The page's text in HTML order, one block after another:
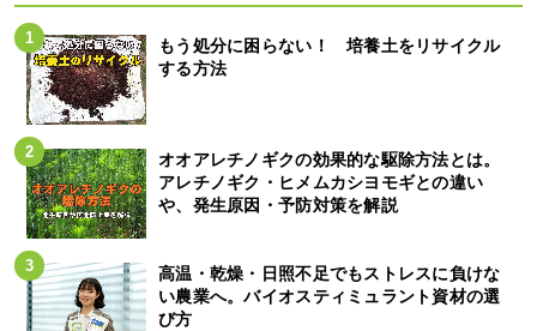
もう処分に困らない！ 培養土をリサイクル
する方法
オオアレチノギクの効果的な駆除方法とは。
アレチノギク・ヒメムカシヨモギとの違い
や、発生原因・予防対策を解説
高温・乾燥・日照不足でもストレスに負けな
い農業へ。バイオスティミュラント資材の選
び方